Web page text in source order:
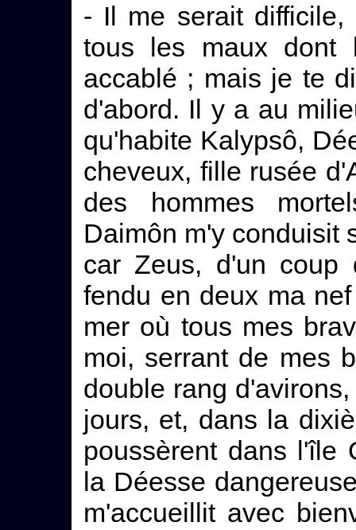
- Il me serait
tous les maux dont
accablé ; mais je te
d'abord. Il y a au
qu'habite Kalypsô,
cheveux, fille rusée
des hommes
Daimôn m'y conduisit
car Zeus, d'un coup
fendu en deux ma
mer où tous mes
moi, serrant de mes
double rang
jours, et, dans la
poussèrent dans l'île
la Déesse
m'accueillit avec